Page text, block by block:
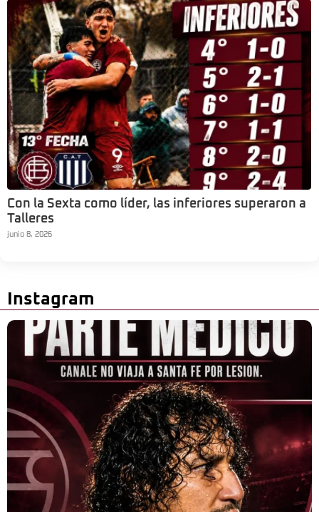
Con la Sexta como líder, las inferiores superaron a
Talleres
junio 8, 2026
Instagram